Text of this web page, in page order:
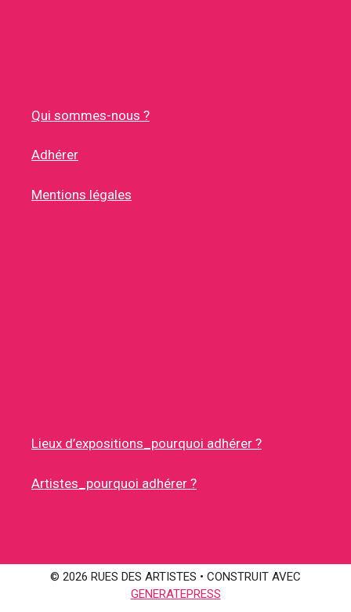
Qui sommes-nous ?
Adhérer
Mentions légales
Lieux d’expositions_pourquoi adhérer ?
Artistes_pourquoi adhérer ?
© 2026 RUES DES ARTISTES • CONSTRUIT AVEC
GENERATEPRESS